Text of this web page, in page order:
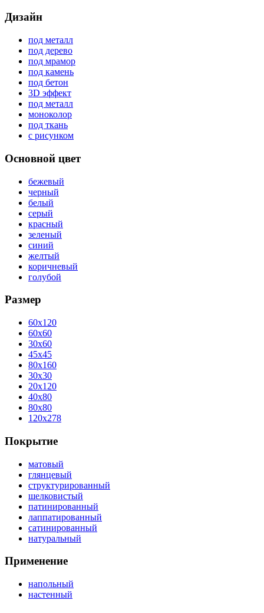
Дизайн
под металл
под дерево
под мрамор
под камень
под бетон
3D эффект
под металл
моноколор
под ткань
с рисунком
Основной цвет
бежевый
черный
белый
серый
красный
зеленый
синий
желтый
коричневый
голубой
Размер
60x120
60x60
30x60
45x45
80x160
30x30
20x120
40x80
80x80
120x278
Покрытие
матовый
глянцевый
структурированный
шелковистый
патинированный
лаппатированный
сатинированный
натуральный
Применение
напольный
настенный